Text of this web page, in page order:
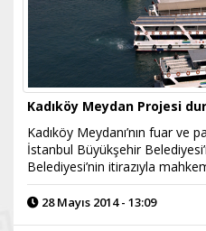
Kadıköy Meydan Projesi
Kadıköy Meydanı’nın fuar ve
İstanbul Büyükşehir
Belediyesi’nin itirazıyla
28 Mayıs 2014 - 13:09